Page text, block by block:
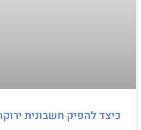
כיצד להפיק חשבונית